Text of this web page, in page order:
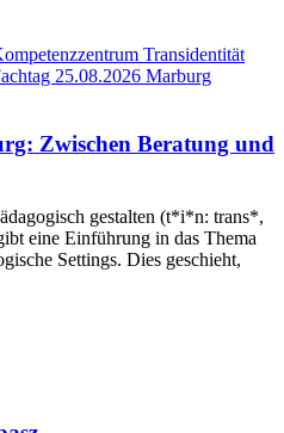
Zwischen Beratung und
gestalten (t*i*n: trans*,
eine Einführung in das Thema
Settings. Dies geschieht,